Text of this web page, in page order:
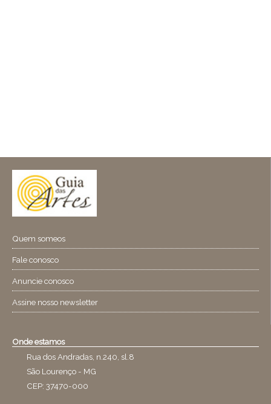
Quem someos
Fale conosco
Anuncie conosco
Assine nosso newsletter
Onde estamos
Rua dos Andradas, n.240, sl.8
São Lourenço - MG
CEP: 37470-000